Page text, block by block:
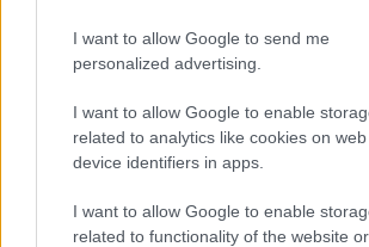
I want to allow Google to send me
personalized advertising.
I want to allow Google to enable
related to analytics like cookies on
device identifiers in apps.
I want to allow Google to enable
related to functionality of the website or
ΑΣΕΠ: Πιστοποίηση